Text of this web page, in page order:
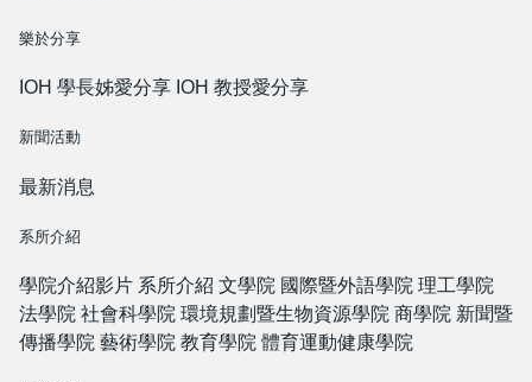
樂於分享
IOH 學長姊愛分享 IOH 教授愛分享
新聞活動
最新消息
系所介紹
學院介紹影片 系所介紹 文學院 國際暨外語學院 理工學院
法學院 社會科學院 環境規劃暨生物資源學院 商學院 新聞暨
傳播學院 藝術學院 教育學院 體育運動健康學院